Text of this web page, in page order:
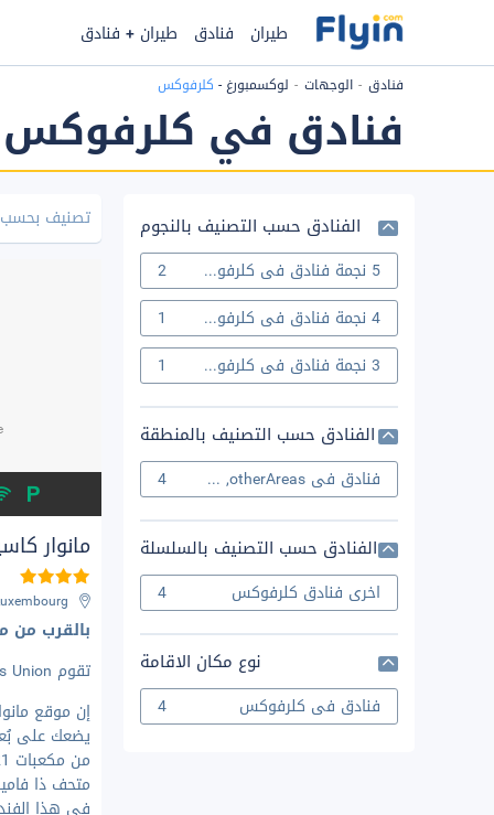
طيران فنادق طيران + فنادق
فنادق الوجهات لوكسمبورغ- كلرفوكس
فنادق في كلرفوكس
الفنادق حسب التصنيف بالنجوم
5 نجمة فنادق في كلرفوكس
2
4 نجمة فنادق في كلرفوكس
1
3 نجمة فنادق في كلرفوكس
1
الفنادق حسب التصنيف بالمنطقة
فنادق في otherAreas, كلرفوكس 4
الفنادق حسب التصنيف بالسلسلة
اخرى فنادق كلرفوكس 4
نوع مكان الاقامة
فنادق في كلرفوكس 4
تصنيف
مانوار
بالقرب من
تقوم Hotelstars Union بتعيين
إن موقع
متحف ذا